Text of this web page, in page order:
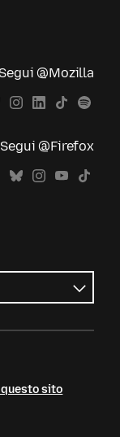
Segui @Mozilla
Segui @Firefox
sito